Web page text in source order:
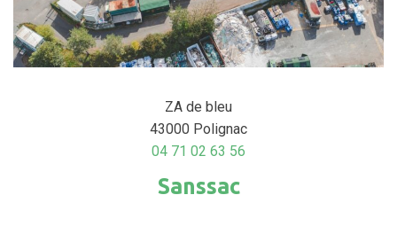
ZA de bleu
43000 Polignac
04 71 02 63 56
Sanssac